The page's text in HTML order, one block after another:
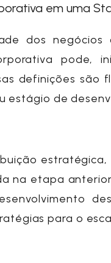
em uma
dos
pode,
definições são
estágio de
na etapa
para o